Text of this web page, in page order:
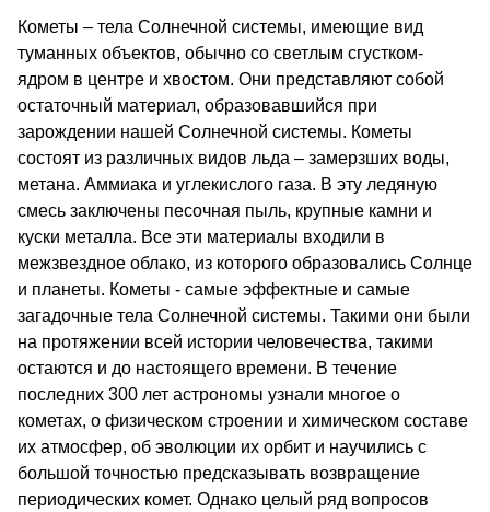
Кометы – тела Солнечной системы, имеющие вид
туманных объектов, обычно со светлым сгустком-
ядром в центре и хвостом. Они представляют собой
остаточный материал, образовавшийся при
зарождении нашей Солнечной системы. Кометы
состоят из различных видов льда – замерзших воды,
метана. Аммиака и углекислого газа. В эту ледяную
смесь заключены песочная пыль, крупные камни и
куски металла. Все эти материалы входили в
межзвездное облако, из которого образовались Солнце
и планеты. Кометы - самые эффектные и самые
загадочные тела Солнечной системы. Такими они были
на протяжении всей истории человечества, такими
остаются и до настоящего времени. В течение
последних 300 лет астрономы узнали многое о
кометах, о физическом строении и химическом составе
их атмосфер, об эволюции их орбит и научились с
большой точностью предсказывать возвращение
периодических комет. Однако целый ряд вопросов